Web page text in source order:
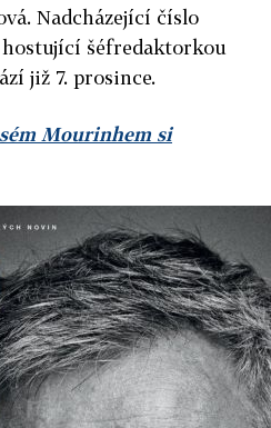
Nadcházející číslo
hostující šéfredaktorkou
již 7. prosince.
Mourinhem si